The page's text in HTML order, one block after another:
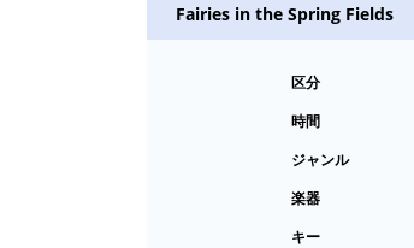
Fairies in the Spring Fields
区分
時間
ジャンル
楽器
キー